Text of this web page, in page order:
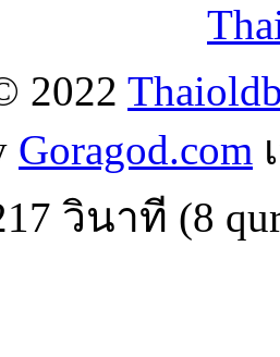
2022
Goragod.com
วินาที (8